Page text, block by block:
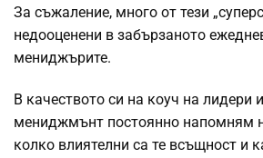
За съжаление, много от тези
недооценени в забързаното
мениджърите.
В качеството си на коуч на лидери
мениджмънт постоянно напомням
колко влиятелни са те всъщност и